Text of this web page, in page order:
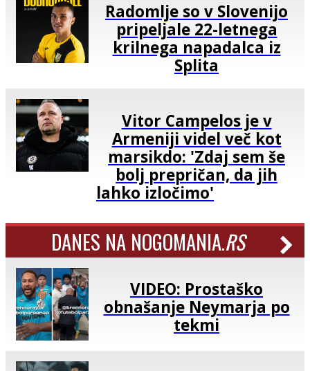
Radomlje so v Slovenijo
pripeljale 22-letnega
krilnega napadalca iz
Splita
Vitor Campelos je v
Armeniji videl več kot
marsikdo: 'Zdaj sem še
bolj prepričan, da jih
lahko izločimo'
DANES NA NOGOMANIA.RS
VIDEO: Prostaško
obnašanje Neymarja po
tekmi